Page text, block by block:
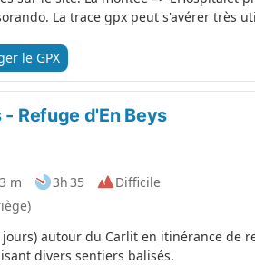
La trace gpx peut s'avérer très
le GPX
Refuge d'En Beys
m 3h 35
Difficile
autour du Carlit en itinérance de
divers sentiers balisés.